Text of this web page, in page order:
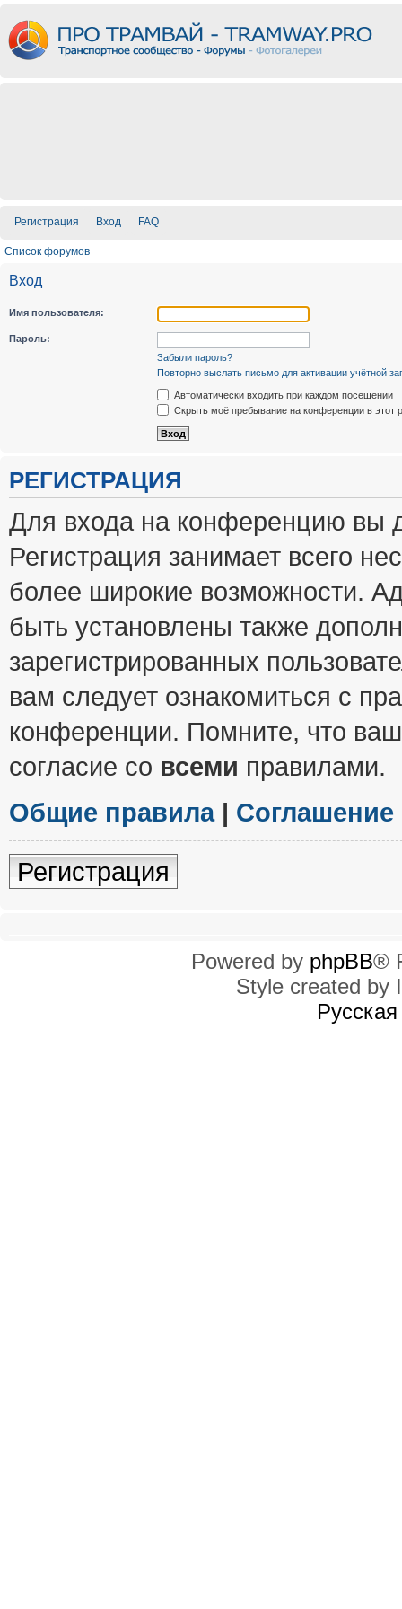
Регистрация Вход FAQ
Список форумов
Вход
Имя пользователя:
Пароль:
Забыли пароль?
Повторно выслать письмо для активации учётной
Автоматически входить при каждом посещении
Скрыть моё пребывание на конференции в этот
РЕГИСТРАЦИЯ
Для входа на конференцию вы
Регистрация занимает всего
более широкие возможности.
быть установлены также
зарегистрированных
вам следует ознакомиться с
конференции. Помните, что
согласие со всеми правилами.
Общие правила|
Регистрация
Powered by phpBB®
Style created by